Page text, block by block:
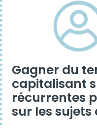
Gagner du
capitalisant
récurrentes
sur les sujets